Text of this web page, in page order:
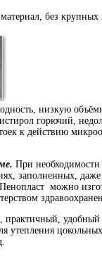
без
низкую
горючий,
к действию
При
заполненных,
можно
практичный,
утепления